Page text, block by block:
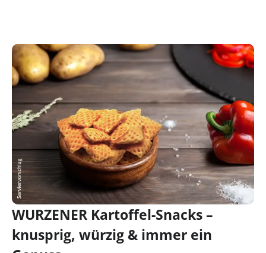
WURZENER Kartoffel-Snacks –
knusprig, würzig & immer ein